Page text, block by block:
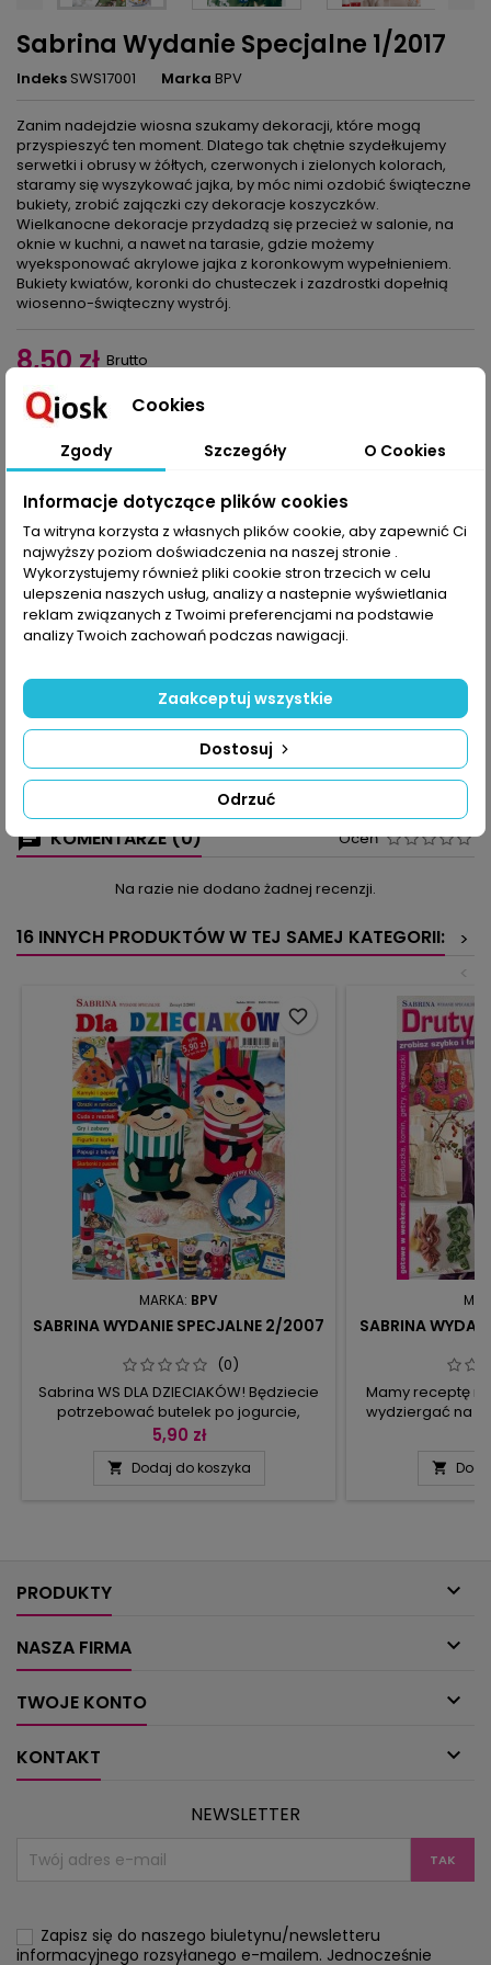
Sabrina Wydanie Specjalne 1/2017
Indeks SWS17001 Marka BPV
Zanim nadejdzie wiosna szukamy dekoracji, które mogą
przyspieszyć ten moment. Dlatego tak chętnie szydełkujemy
serwetki i obrusy w żółtych, czerwonych i zielonych kolorach,
staramy się wyszykować jajka, by móc nimi ozdobić świąteczne
bukiety, zrobić zajączki czy dekoracje koszyczków.
Wielkanocne dekoracje przydadzą się przecież w salonie, na
oknie w kuchni, a nawet na tarasie, gdzie możemy
wyeksponować akrylowe jajka z koronkowym wypełnieniem.
Bukiety kwiatów, koronki do chusteczek i zazdrostki dopełnią
wiosenno-świąteczny wystrój.
8,50 zł Brutto
Ilość 
OPIS SZCZEGÓŁY PRODUKTU
Zanim nadejdzie wiosna szukamy dekoracji, które mogą
przyspieszyć ten moment. Dlatego tak chętnie szydełkujemy
bukiety, zrobić zajączki czy dekoracje koszyczków.
Wielkanocne dekoracje przydadzą się przecież w salonie, na
oknie w kuchni, a nawet na tarasie, gdzie możemy
wyeksponować akrylowe jajka z koronkowym wypełnieniem.
Bukiety kwiatów, koronki do chusteczek i zazdrostki dopełnią
wiosenno-świąteczny wystrój.
KOMENTARZE (0) Oceń
Na razie nie dodano żadnej recenzji.
16 INNYCH PRODUKTÓW W TEJ SAMEJ KATEGORII:
>
<
MARKA: BPV
SABRINA WYDANIE SPECJALNE 2/2007
(0)
Sabrina WS DLA DZIECIAKÓW! Będziecie
potrzebować butelek po jogurcie,
puszek, korków, kamyków, muszelek,
na stronach gazety, z łatwością
5,90 zł
 Dodaj do koszyka
favorite_border
SABRINA
Mamy receptę
wydziergać na
zapinany na

PRODUKTY 
NASZA FIRMA 
TWOJE KONTO 
KONTAKT 
NEWSLETTER
Zapisz się do naszego biuletynu/newsletteru
informacyjnego rozsyłanego e-mailem. Jednocześnie
Cookies
Zgody Szczegóły O Cookies
Informacje dotyczące plików cookies
Ta witryna korzysta z własnych plików cookie, aby zapewnić Ci
najwyższy poziom doświadczenia na naszej stronie .
Wykorzystujemy również pliki cookie stron trzecich w celu
ulepszenia naszych usług, analizy a nastepnie wyświetlania
reklam związanych z Twoimi preferencjami na podstawie
analizy Twoich zachowań podczas nawigacji.
Odrzuć
Dostosuj
Zaakceptuj wszystkie